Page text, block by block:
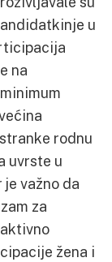
u
na
rodnu
uvrste u
važno da
za
žena i